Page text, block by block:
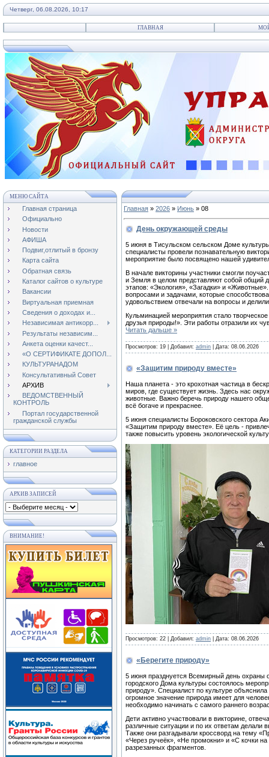
Четверг, 06.08.2026, 10:17
ГЛАВНАЯ
МЕНЮ САЙТА
Главная страница
Официально
Новости
АФИША
Подвиг,отлитый в бронзу
Карта сайта
Обратная связь
Каталог сайтов о культуре
Вакансии
Виртуальная приемная
Сведения о доходах и...
Независимая антикорр...
Результаты независим...
Анкета оценки качест...
«О СЕРТИФИКАТЕ ДОПОЛ...
КУЛЬТУРАНАДОМ
Консультативный Совет
АРХИВ
ВЕДОМСТВЕННЫЙ
КОНТРОЛЬ
Портал государственной
гражданской службы
КАТЕГОРИИ РАЗДЕЛА
главное
АРХИВ ЗАПИСЕЙ
ВНИМАНИЕ!
Главная » 2026 » Июнь » 08
День окружающей среды
5 июня в Тисульском сельском Доме
специалисты провели познавательную
мероприятие было посвящено нашей
В начале викторины участники смогли
и Земля в целом представляют собой общий
этапов: «Экология», «Загадки» и
вопросами и задачами, которые
удовольствием отвечали на вопросы и
Кульминацией мероприятия стало
друзья природы!». Эти работы отразили их
Читать дальше »
Просмотров: 19 Добавил: admin Дата: 08.06.2026
«Защитим природу вместе»
Наша планета - это крохотная частица в
миров, где существует жизнь. Здесь нас
животные. Важно беречь природу нашего
всё богаче и прекраснее.
5 июня специалисты Бороковского сектора
«Защитим природу вместе». Её цель -
также повысить уровень экологической
Просмотров: 22 Добавил: admin Дата: 08.06.2026
«Берегите природу»
5 июня празднуется Всемирный день охраны
городского Дома культуры состоялось
природу». Специалист по культуре
огромное значение природа имеет для
необходимо начинать с самого раннего
Дети активно участвовали в викторине,
различные ситуации и по их ответам делали
Также они разгадывали кроссворд на тему
«Через ручеёк», «Не промокни» и «С кочки
разрезанных фрагментов.